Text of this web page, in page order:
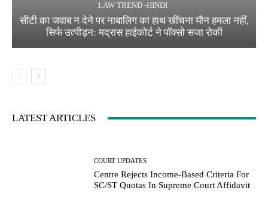
LAW TREND -HINDI
सीटी का जवाब न देने पर नाबालिग का हाथ खींचना यौन हमला नहीं,
सिर्फ उत्पीड़न: मद्रास हाईकोर्ट ने पॉक्सो सजा रोकी
LATEST ARTICLES
COURT UPDATES
Centre Rejects Income-Based Criteria For
SC/ST Quotas In Supreme Court Affidavit